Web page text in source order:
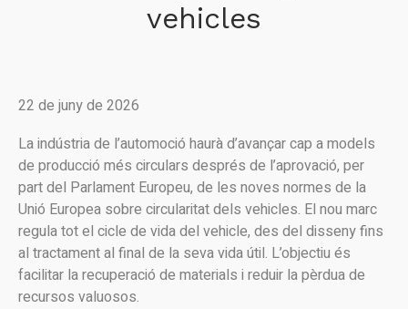
vehicles
22 de juny de 2026
La indústria de l’automoció haurà d’avançar cap a models
de producció més circulars després de l’aprovació, per
part del Parlament Europeu, de les noves normes de la
Unió Europea sobre circularitat dels vehicles. El nou marc
regula tot el cicle de vida del vehicle, des del disseny fins
al tractament al final de la seva vida útil. L’objectiu és
facilitar la recuperació de materials i reduir la pèrdua de
recursos valuosos.